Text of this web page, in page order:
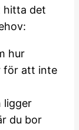
hitta det
hur
för att inte
ligger
du bor